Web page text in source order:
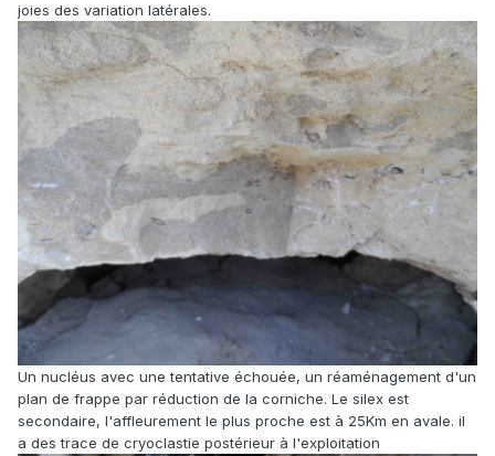
joies des variation latérales.
Un nucléus avec une tentative échouée, un réaménagement d'un
plan de frappe par réduction de la corniche. Le silex est
secondaire, l'affleurement le plus proche est à 25Km en avale. il
a des trace de cryoclastie postérieur à l'exploitation